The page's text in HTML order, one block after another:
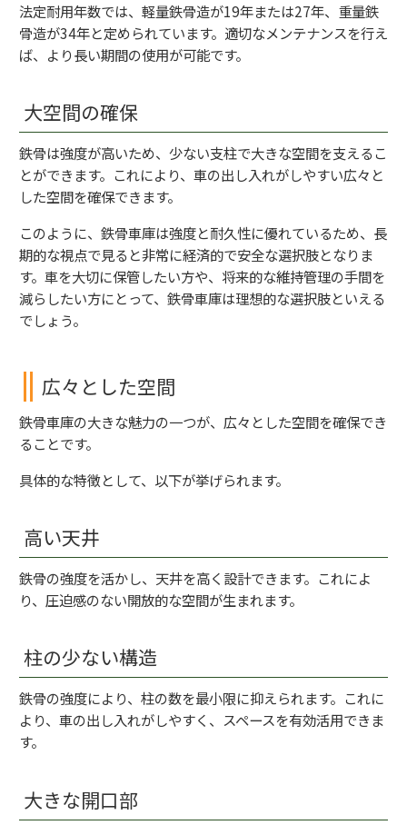
法定耐用年数では、軽量鉄骨造が19年または27年、重量鉄
骨造が34年と定められています。適切なメンテナンスを行え
ば、より長い期間の使用が可能です。
大空間の確保
鉄骨は強度が高いため、少ない支柱で大きな空間を支えるこ
とができます。これにより、車の出し入れがしやすい広々と
した空間を確保できます。
このように、鉄骨車庫は強度と耐久性に優れているため、長
期的な視点で見ると非常に経済的で安全な選択肢となりま
す。車を大切に保管したい方や、将来的な維持管理の手間を
減らしたい方にとって、鉄骨車庫は理想的な選択肢といえる
でしょう。
広々とした空間
鉄骨車庫の大きな魅力の一つが、広々とした空間を確保でき
ることです。
具体的な特徴として、以下が挙げられます。
高い天井
鉄骨の強度を活かし、天井を高く設計できます。これによ
り、圧迫感のない開放的な空間が生まれます。
柱の少ない構造
鉄骨の強度により、柱の数を最小限に抑えられます。これに
より、車の出し入れがしやすく、スペースを有効活用できま
す。
大きな開口部